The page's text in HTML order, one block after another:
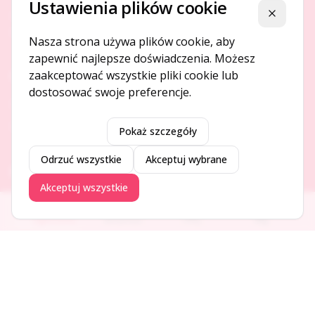
Platforma ogłoszeń i firm, która łączy ludzi i rozwija biznes
O NAS
DODAJ I PROMUJ
Dodaj ogłoszenie
Dodaj firmę
Ogłoszenia Aktualności Firmy Blog
Ustawienia plików cookie Zamknij
Nasza strona używa plików cookie, aby
zapewnić najlepsze doświadczenia. Możesz
zaakceptować wszystkie pliki cookie lub
dostosować swoje preferencje.
Pokaż szczegóły
Odrzuć wszystkie Akceptuj wybrane
Akceptuj wszystkie